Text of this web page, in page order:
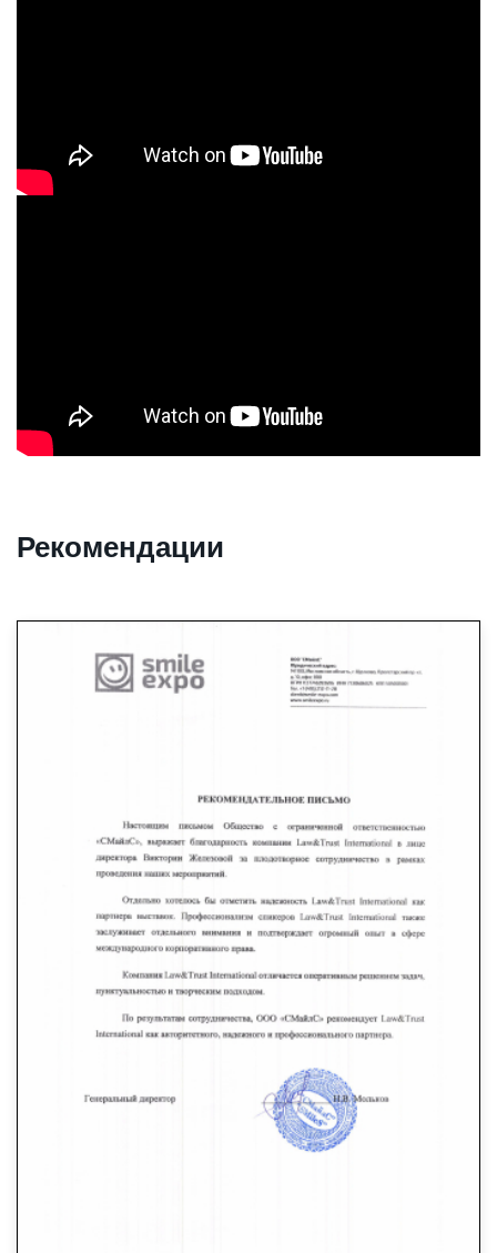
Рекомендации